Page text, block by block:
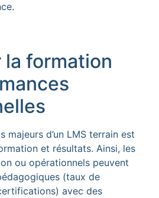
formation
majeurs d’un LMS terrain est
et résultats. Ainsi, les
ou opérationnels peuvent
(taux de
avec des